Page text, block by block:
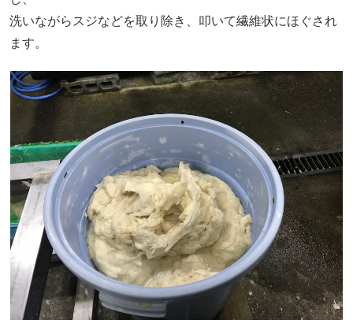
洗いながらスジなどを取り除き、叩いて繊維状にほぐされ
ます。